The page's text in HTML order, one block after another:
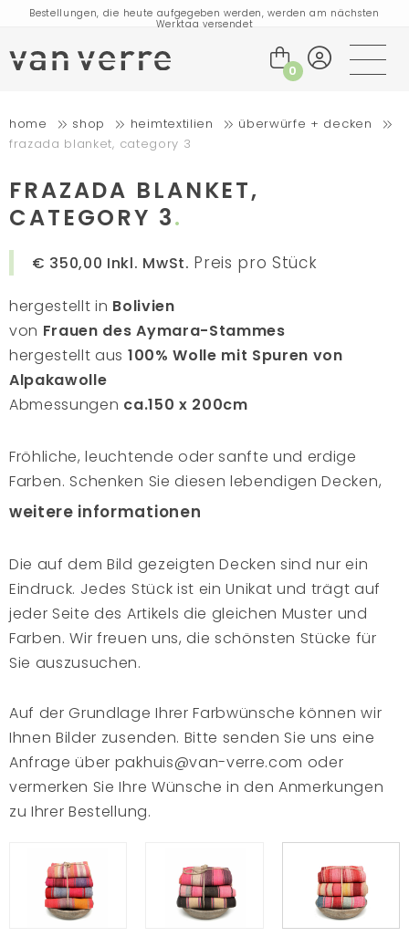
Bestellungen, die heute aufgegeben werden, werden am nächsten
Werktag versendet
Handgefertigte Produkte voller Geschichten
Kostenloser Versand für Bestellungen über 150 € innerhalb der EU
Bestellungen, die heute aufgegeben werden, werden am nächsten
Handgefertigte Produkte voller Geschichten
0
home shop heimtextilien
überwürfe + decken
frazada blanket, category 3
FRAZADA BLANKET,
CATEGORY 3
€ 350,00 Inkl. MwSt. Preis pro Stück
hergestellt in Bolivien
von Frauen des Aymara-Stammes
hergestellt aus 100% Wolle mit Spuren von
Alpakawolle
Abmessungen ca.150 x 200cm
Fröhliche, leuchtende oder sanfte und erdige
Farben. Schenken Sie diesen lebendigen Decken,
die die Atmosphäre des intensiven
Leben. Durch die reine Handwerkskunst der
Aymara-Frauen werden die Decken mit der
Einfachheit des Webens zwischen vier Nadeln im
Boden hergestellt. Sie weben ihre dicken Decken
zu Hause und schlafen unter ihnen, um sich in den
Wählen Sie einen Teppich, der zu Ihrer
Persönlichkeit passt, denn aufgrund seiner hohen
Qualität wird er Ihre Einrichtung über Jahre hinweg
bereichern.
weitere informationen
Die auf dem Bild gezeigten Decken sind nur ein
Eindruck. Jedes Stück ist ein Unikat und trägt auf
jeder Seite des Artikels die gleichen Muster und
Farben. Wir freuen uns, die schönsten Stücke für
Sie auszusuchen.
Auf der Grundlage Ihrer Farbwünsche können wir
Ihnen Bilder zusenden. Bitte senden Sie uns eine
Anfrage über pakhuis@van-verre.com oder
vermerken Sie Ihre Wünsche in den Anmerkungen
zu Ihrer Bestellung.